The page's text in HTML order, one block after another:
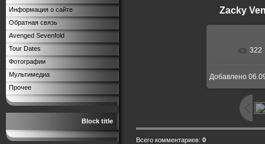
Информация о сайте
Обратная связь
Avenged Sevenfold
Tour Dates
Фотографии
Мультимедиа
Прочее
Block title
Zacky
322
Добавлено
Всего комментариев: 0